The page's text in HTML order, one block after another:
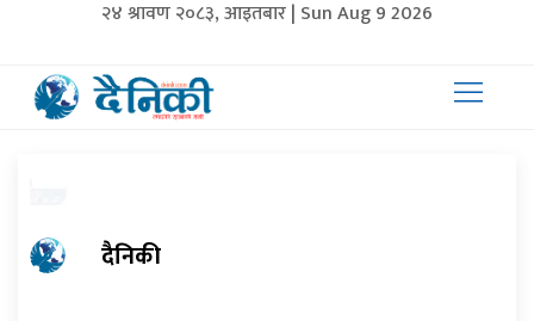
२४ श्रावण २०८३, आइतबार | Sun Aug 9 2026
दैनिकी